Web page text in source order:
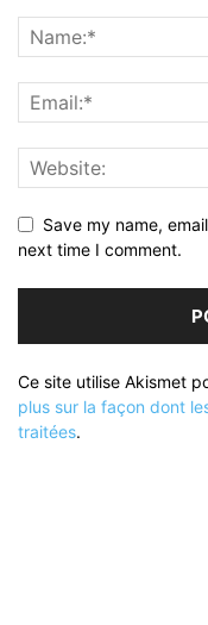
Save my name,
next time I comment.
Ce site utilise Akismet
plus sur la façon dont
traitées.